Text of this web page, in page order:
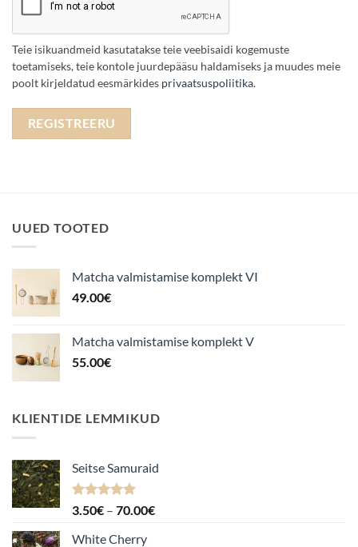
Teie isikuandmeid kasutatakse teie veebisaidi kogemuste
toetamiseks, teie kontole juurdepääsu haldamiseks ja muudes meie
poolt kirjeldatud eesmärkides privaatsuspoliitika.
REGISTREERU
UUED TOOTED
Matcha valmistamise komplekt VI
49.00€
Matcha valmistamise komplekt V
55.00€
KLIENTIDE LEMMIKUD
Seitse Samuraid
Hinnanguga
3.50€ – 70.00€Hinnavahemik:
White Cherry